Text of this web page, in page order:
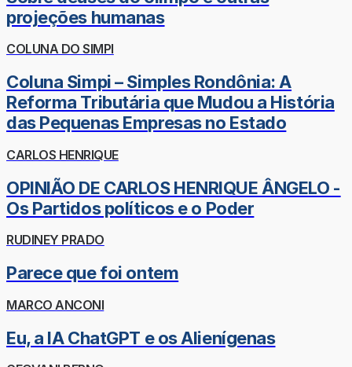
projeções humanas
COLUNA DO SIMPI
Coluna Simpi – Simples Rondônia: A
Reforma Tributária que Mudou a História
das Pequenas Empresas no Estado
CARLOS HENRIQUE
OPINIÃO DE CARLOS HENRIQUE ÂNGELO -
Os Partidos políticos e o Poder
RUDINEY PRADO
Parece que foi ontem
MARCO ANCONI
Eu, a IA ChatGPT e os Alienígenas